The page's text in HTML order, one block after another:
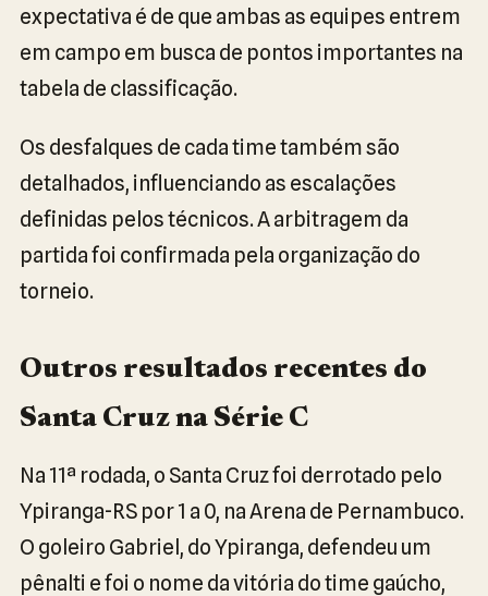
expectativa é de que ambas as equipes entrem
em campo em busca de pontos importantes na
tabela de classificação.
Os desfalques de cada time também são
detalhados, influenciando as escalações
definidas pelos técnicos. A arbitragem da
partida foi confirmada pela organização do
torneio.
Outros resultados recentes do
Santa Cruz na Série C
Na 11ª rodada, o Santa Cruz foi derrotado pelo
Ypiranga-RS por 1 a 0, na Arena de Pernambuco.
O goleiro Gabriel, do Ypiranga, defendeu um
pênalti e foi o nome da vitória do time gaúcho,